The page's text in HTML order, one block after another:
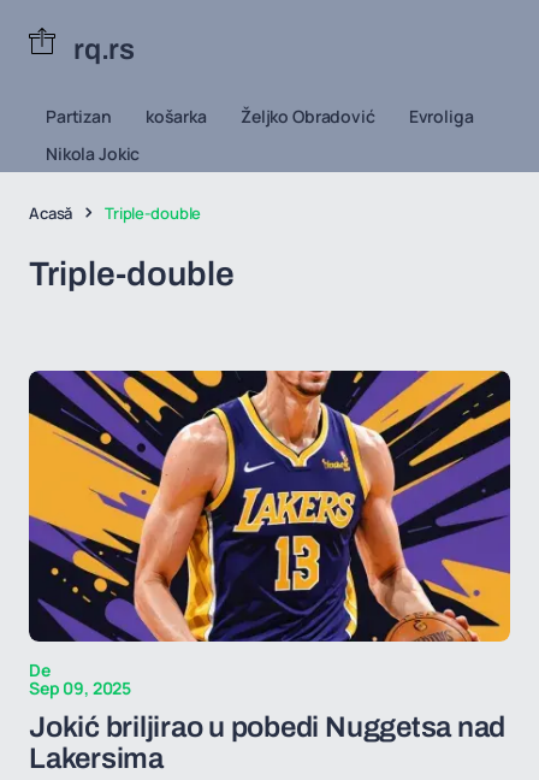
rq.rs
Partizan košarka Željko Obradović
Evroliga
Nikola Jokic
Acasă Triple-double
Triple-double
De
Sep 09, 2025
Jokić briljirao u pobedi Nuggetsa nad
Lakersima